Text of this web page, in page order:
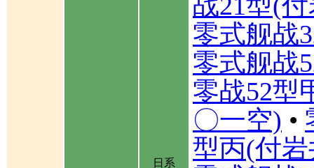
日系
零式舰战
零式舰战
零战52型
〇一空) •
型丙(付